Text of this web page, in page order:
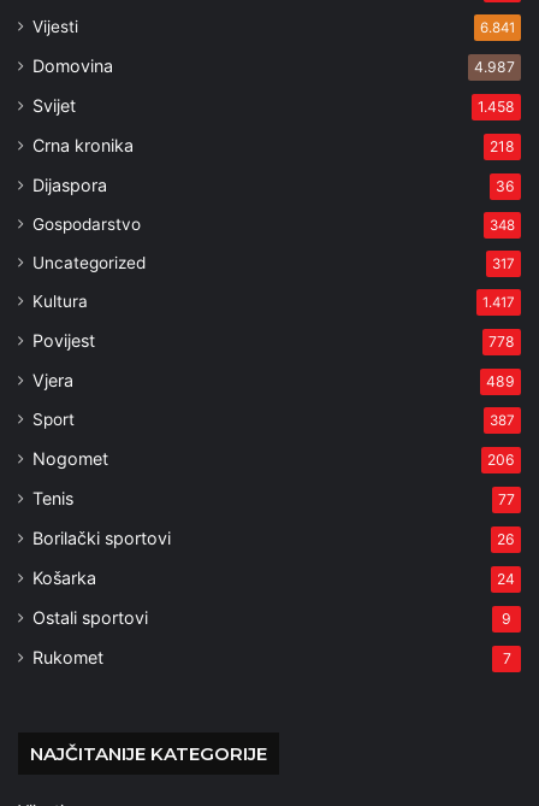
Vijesti 6.841
Domovina 4.987
Svijet 1.458
Crna kronika 218
Dijaspora 36
Gospodarstvo 348
Uncategorized 317
Kultura 1.417
Povijest 778
Vjera 489
Sport 387
Nogomet 206
Tenis 77
Borilački sportovi 26
Košarka 24
Ostali sportovi 9
Rukomet 7
NAJČITANIJE KATEGORIJE